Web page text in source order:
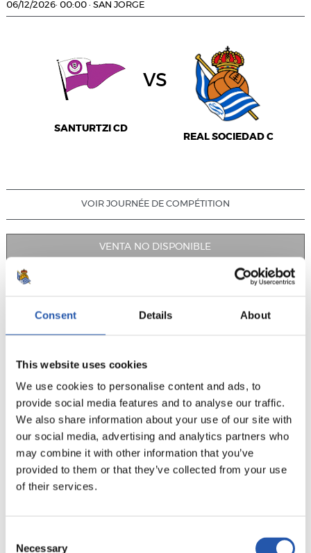
Consent Details About
This website uses cookies
We use cookies to personalise content and ads, to
provide social media features and to analyse our traffic.
We also share information about your use of our site with
our social media, advertising and analytics partners who
may combine it with other information that you’ve
provided to them or that they’ve collected from your use
of their services.
Necessary
06/12/2026· 00:00 · SAN JORGE
SANTURTZI CD
vs
REAL SOCIEDAD C
VOIR JOURNÉE DE COMPÉTITION
VENTA NO DISPONIBLE
JOURNÉE DE COMPÉTITION 15
REAL SOCIEDAD C
vs
ARETXABALETA K.E.-